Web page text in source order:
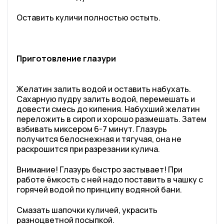
Оставить куличи полностью остыть.
Приготовление глазури
Желатин залить водой и оставить набухать.
Сахарную пудру залить водой, перемешать и
довести смесь до кипения. Набухший желатин
переложить в сироп и хорошо размешать. Затем
взбивать миксером 6-7 минут. Глазурь
получится белоснежная и тягучая, она не
раскрошится при разрезании кулича.
Внимание! Глазурь быстро застывает! При
работе ёмкость с ней надо поставить в чашку с
горячей водой по принципу водяной бани.
Смазать шапочки куличей, украсить
разноцветной посыпкой.